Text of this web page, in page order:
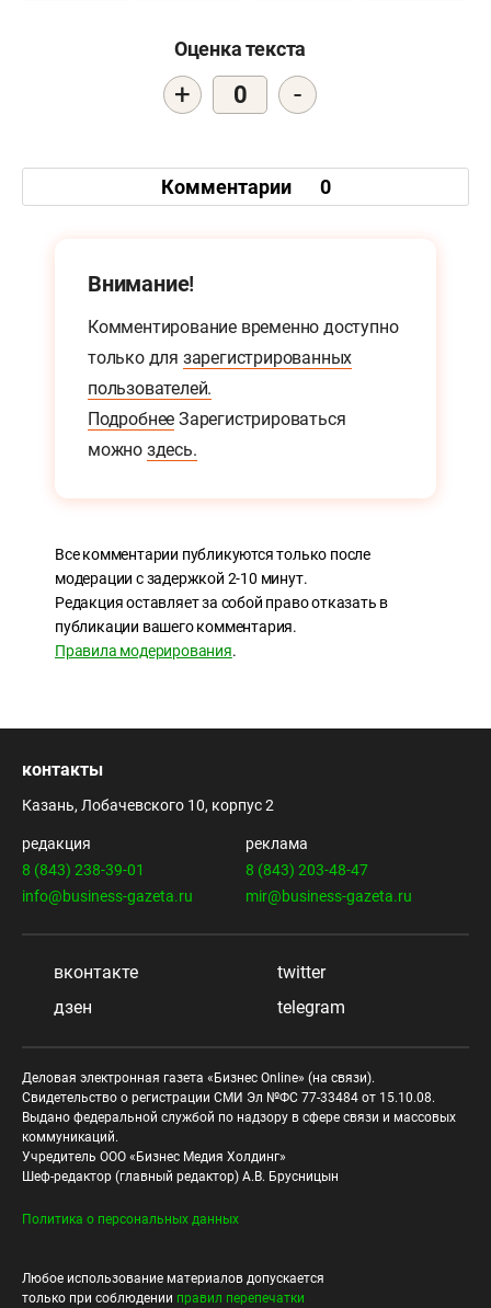
Оценка текста
+ 0 -
Комментарии 0
Внимание!
Комментирование временно доступно
только для зарегистрированных
пользователей.
Подробнее Зарегистрироваться
можно здесь.
Все комментарии публикуются только после
модерации с задержкой 2-10 минут.
Редакция оставляет за собой право отказать в
публикации вашего комментария.
Правила модерирования.
контакты
Казань, Лобачевского 10, корпус 2
редакция
8 (843) 238-39-01
info@business-gazeta.ru
реклама
8 (843) 203-48-47
mir@business-gazeta.ru
вконтакте
twitter
дзен
telegram
Деловая электронная газета «Бизнес Online» (на связи).
Свидетельство о регистрации СМИ Эл №ФС 77-33484 от 15.10.08.
Выдано федеральной службой по надзору в сфере связи и массовых
коммуникаций.
Учредитель ООО «Бизнес Медия Холдинг»
Шеф-редактор (главный редактор) А.В. Брусницын
Политика о персональных данных
Любое использование материалов допускается
только при соблюдении правил перепечатки